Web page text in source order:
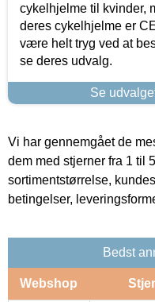
cykelhjelme til kvinder,
deres cykelhjelme er
være helt tryg ved at
se deres udvalg.
Se
Vi har gennemgået de
dem med stjerner fra 1 til
sortimentstørrelse,
betingelser,
Bedst
Webshop